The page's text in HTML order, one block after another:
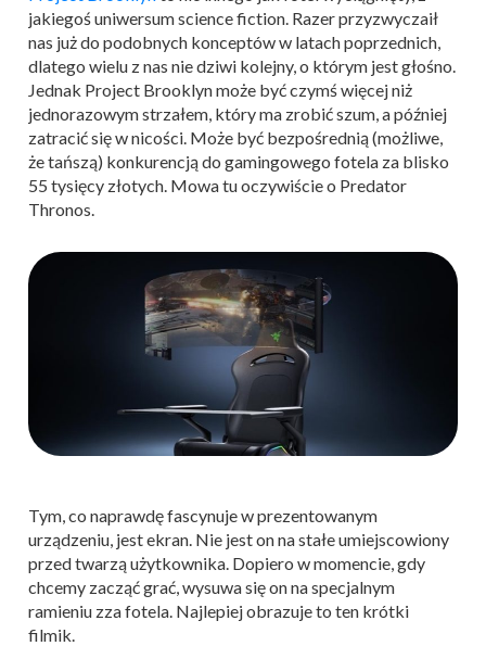
jakiegoś uniwersum science fiction. Razer przyzwyczaił
nas już do podobnych konceptów w latach poprzednich,
dlatego wielu z nas nie dziwi kolejny, o którym jest głośno.
Jednak Project Brooklyn może być czymś więcej niż
jednorazowym strzałem, który ma zrobić szum, a później
zatracić się w nicości. Może być bezpośrednią (możliwe,
że tańszą) konkurencją do gamingowego fotela za blisko
55 tysięcy złotych. Mowa tu oczywiście o Predator
Thronos.
Tym, co naprawdę fascynuje w prezentowanym
urządzeniu, jest ekran. Nie jest on na stałe umiejscowiony
przed twarzą użytkownika. Dopiero w momencie, gdy
chcemy zacząć grać, wysuwa się on na specjalnym
ramieniu zza fotela. Najlepiej obrazuje to ten krótki
filmik.